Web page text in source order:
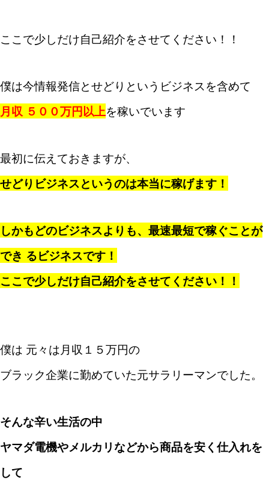
ここで少しだけ自己紹介をさせてください！！
僕は今情報発信とせどりというビジネスを含めて
月収 ５００万円以上を稼いでいます
最初に伝えておきますが、
せどりビジネスというのは本当に稼げます！
しかもどのビジネスよりも、最速最短で稼ぐことが
でき るビジネスです！
ここで少しだけ自己紹介をさせてください！！
僕は 元々は月収１５万円の
ブラック企業に勤めていた元サラリーマンでした。
そんな辛い生活の中
ヤマダ電機やメルカリなどから商品を安く仕入れを
して